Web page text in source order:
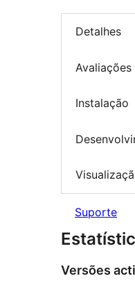
Detalhes
Avaliações
Instalação
Suporte
Versões